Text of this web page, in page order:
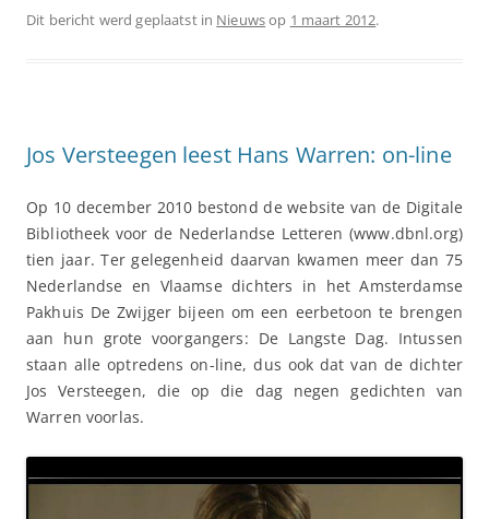
Dit bericht werd geplaatst in Nieuwsop 1 maart 2012.
Jos Versteegen leest Hans Warren: on-line
Op 10 december 2010 bestond de website van de Digitale
Bibliotheek voor de Nederlandse Letteren (www.dbnl.org)
tien jaar. Ter gelegenheid daarvan kwamen meer dan 75
Nederlandse en Vlaamse dichters in het Amsterdamse
Pakhuis De Zwijger bijeen om een eerbetoon te brengen
aan hun grote voorgangers: De Langste Dag. Intussen
staan alle optredens on-line, dus ook dat van de dichter
Jos Versteegen, die op die dag negen gedichten van
Warren voorlas.